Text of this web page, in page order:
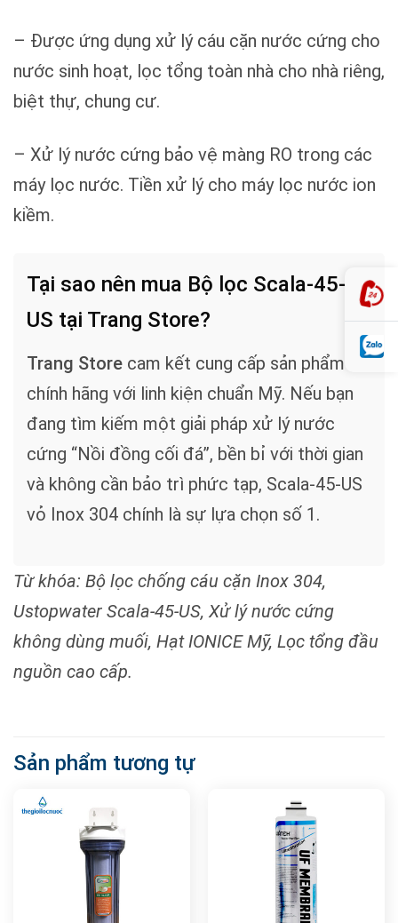
– Được ứng dụng xử lý cáu cặn nước cứng cho
nước sinh hoạt, lọc tổng toàn nhà cho nhà riêng,
biệt thự, chung cư.
– Xử lý nước cứng bảo vệ màng RO trong các
máy lọc nước. Tiền xử lý cho máy lọc nước ion
kiềm.
Tại sao nên mua Bộ lọc Scala-45-
US tại Trang Store?
Trang Store cam kết cung cấp sản phẩm
chính hãng với linh kiện chuẩn Mỹ. Nếu bạn
đang tìm kiếm một giải pháp xử lý nước
cứng “Nồi đồng cối đá”, bền bỉ với thời gian
và không cần bảo trì phức tạp, Scala-45-US
vỏ Inox 304 chính là sự lựa chọn số 1.
Từ khóa: Bộ lọc chống cáu cặn Inox 304,
Ustopwater Scala-45-US, Xử lý nước cứng
không dùng muối, Hạt IONICE Mỹ, Lọc tổng đầu
nguồn cao cấp.
Sản phẩm tương tự